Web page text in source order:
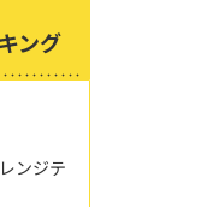
ング
ンジテ